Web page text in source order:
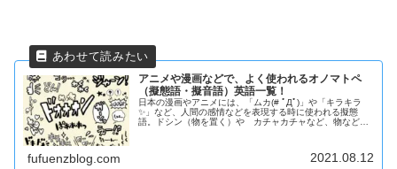
アニメや漫画などで、よく使われるオノマトペ
（擬態語・擬音語）英語一覧！
日本の漫画やアニメには、「ムカ(# ﾟДﾟ)」や「キラキラ
✨」など、人間の感情などを表現する時に使われる擬態
語。ドシン（物を置く）や カチャカチャなど、物などが
fufuenzblog.com 2021.08.12